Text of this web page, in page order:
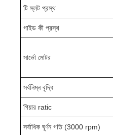
টি স্লট প্রস্থ
গাইড কী প্রস্থ
সার্ভো মোটর
সর্বনিম্ন বৃদ্ধি
গিয়ার ratic
সর্বাধিক ঘূর্ণন গতি (3000 rpm)